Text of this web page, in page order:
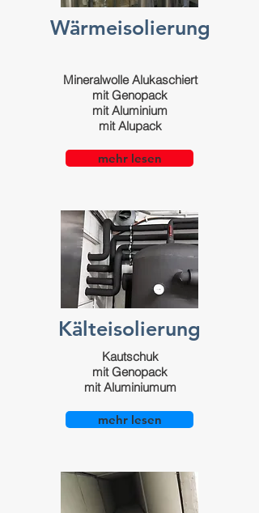
Wärmeisolierung
Mineralwolle Alukaschiert
mit Genopack
mit Aluminium
mit Alupack
mehr lesen
Kälteisolierung
Kautschuk
mit Genopack
mit Aluminiumum
mehr lesen